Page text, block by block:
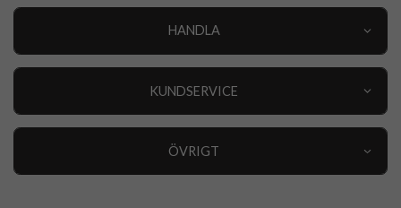
HANDLA
KUNDSERVICE
ÖVRIGT